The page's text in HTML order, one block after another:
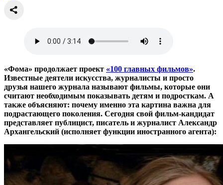
«Фома» продолжает проект «100 главных фильмов».
Известные деятели искусства, журналисты и просто
друзья нашего журнала называют фильмы, которые они
считают необходимым показывать детям и подросткам. А
также объясняют: почему именно эта картина важна для
подрастающего поколения. Сегодня свой фильм-кандидат
представляет публицист, писатель и журналист Александр
Архангельский (исполняет функции иностранного агента):